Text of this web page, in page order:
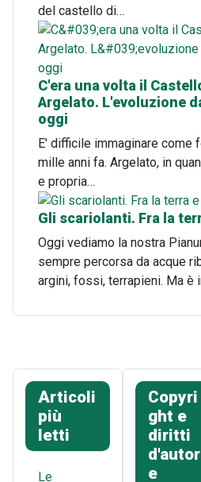
del castello di…
C'era una volta il
Argelato. L'evoluzione
oggi
E' difficile immaginare come
mille anni fa. Argelato, in
e propria…
Gli scariolanti. Fra la
Oggi vediamo la nostra
sempre percorsa da acque
argini, fossi, terrapieni. Ma è
Articoli
più
letti
Le
Copyri
ght e
diritti
d'autor
e